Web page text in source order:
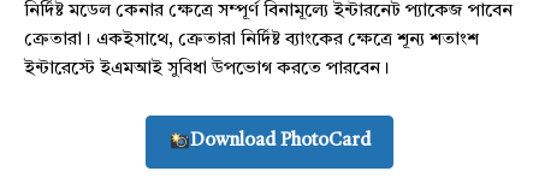
নির্দিষ্ট মডেল কেনার ক্ষেত্রে সম্পূর্ণ বিনামূল্যে ইন্টারনেট প্যাকেজ পাবেন
ক্রেতারা। একইসাথে, ক্রেতারা নির্দিষ্ট ব্যাংকের ক্ষেত্রে শূন্য শতাংশ
ইন্টারেস্টে ইএমআই সুবিধা উপভোগ করতে পারবেন।
Download PhotoCard